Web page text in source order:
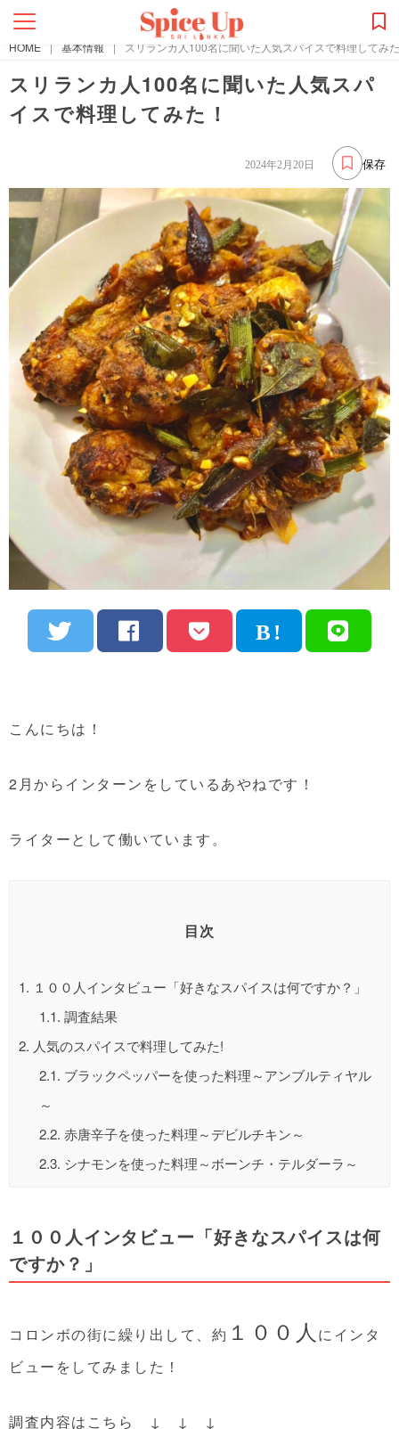
HOME | 基本情報 | スリランカ人100名に聞いた人気スパイスで料理してみ
スリランカ人100名に聞いた人気スパ
イスで料理してみた！
保存
2024年2月20日
こんにちは！
2月からインターンをしているあやねです！
ライターとして働いています。
目次
1. １００人インタビュー「好きなスパイスは何ですか？」
1.1. 調査結果
2. 人気のスパイスで料理してみた!
2.1. ブラックペッパーを使った料理～アンブルティヤル
～
2.2. 赤唐辛子を使った料理～デビルチキン～
2.3. シナモンを使った料理～ボーンチ・テルダーラ～
１００人インタビュー「好きなスパイスは何
ですか？」
コロンボの街に繰り出して、約 １００人 にインタ
ビューをしてみました！
調査内容はこちら ↓ ↓ ↓